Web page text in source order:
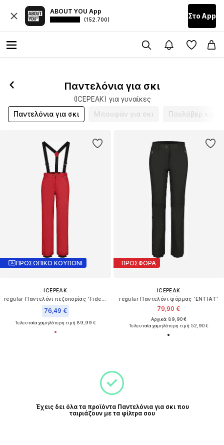
ABOUT YOU App
(152.700) Στο Αpp
Παντελόνια για σκι
(ICEPEAK) για γυναίκες
Παντελόνια για σκι
Μπουφάν για σκι Πουλόβερ και
ΠΡΟΣΩΠΙΚΟ ΚΟΥΠΟΝΙ
ICEPEAK
76,49 €
Τελευταία χαμηλότερη τιμή:89,99 €
ΠΡΟΣΦΟΡΑ
ICEPEAK
regular Παντελόνι φόρμας 'ENTIAT'
79,90 €
Αρχικά: 89,90 €
Τελευταία χαμηλότερη τιμή:52,90 €
Έχεις δει όλα τα προϊόντα Παντελόνια για σκι που
ταιριάζουν με τα φίλτρα σου